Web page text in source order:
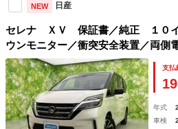
NEW 日産
セレナ ＸＶ 保証書／純正 １０
ウンモニター／衝突安全装置／両側
ンドビューモニター／車線逸脱防止
ット／ドライブレコーダー 前後
支払
年式
車検